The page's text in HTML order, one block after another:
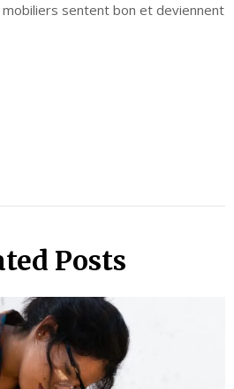
sentent bon et deviennent
Posts